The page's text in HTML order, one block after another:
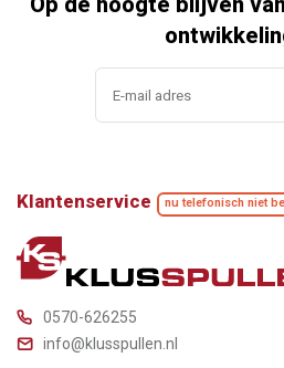
Klantenservice nu telefonisch niet
0570-626255
info@klusspullen.nl